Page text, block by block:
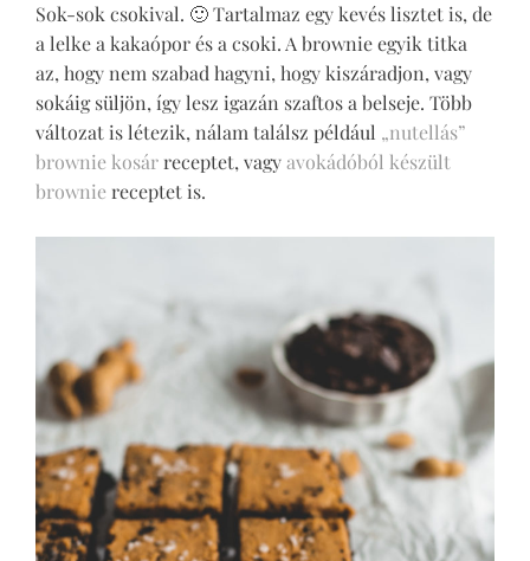
Sok-sok csokival. 🙂 Tartalmaz egy kevés lisztet is, de
a lelke a kakaópor és a csoki. A brownie egyik titka
az, hogy nem szabad hagyni, hogy kiszáradjon, vagy
sokáig süljön, így lesz igazán szaftos a belseje. Több
változat is létezik, nálam találsz például „nutellás”
brownie kosárreceptet, vagyavokádóból készült
browniereceptet is.